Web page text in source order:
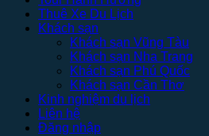
Thuê Xe Du Lịch
Khách sạn
Khách sạn Vũng Tàu
Khách sạn Nha Trang
Khách sạn Phú Quốc
Khách sạn Cần Thơ
Kinh nghiệm du lịch
Liên hệ
Đăng nhập